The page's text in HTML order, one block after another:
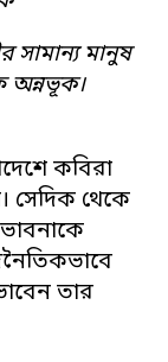
মানুষ
অন্নভূক।
কবিরা
সেদিক থেকে
তার